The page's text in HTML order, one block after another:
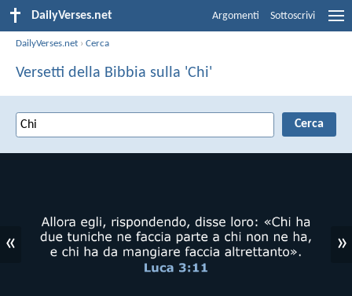
DailyVerses.net Argomenti Sottoscrivi
DailyVerses.net ›Cerca
Versetti della Bibbia sulla 'Chi'
« »